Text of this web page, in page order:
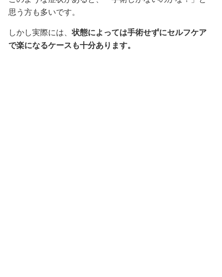
思う方も多いです。
しかし実際には、状態によっては手術せずにセルフケア
で楽になるケースも十分あります。